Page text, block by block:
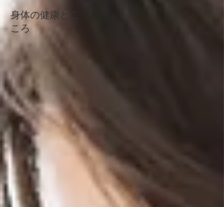
身体の健康とこ
ころ